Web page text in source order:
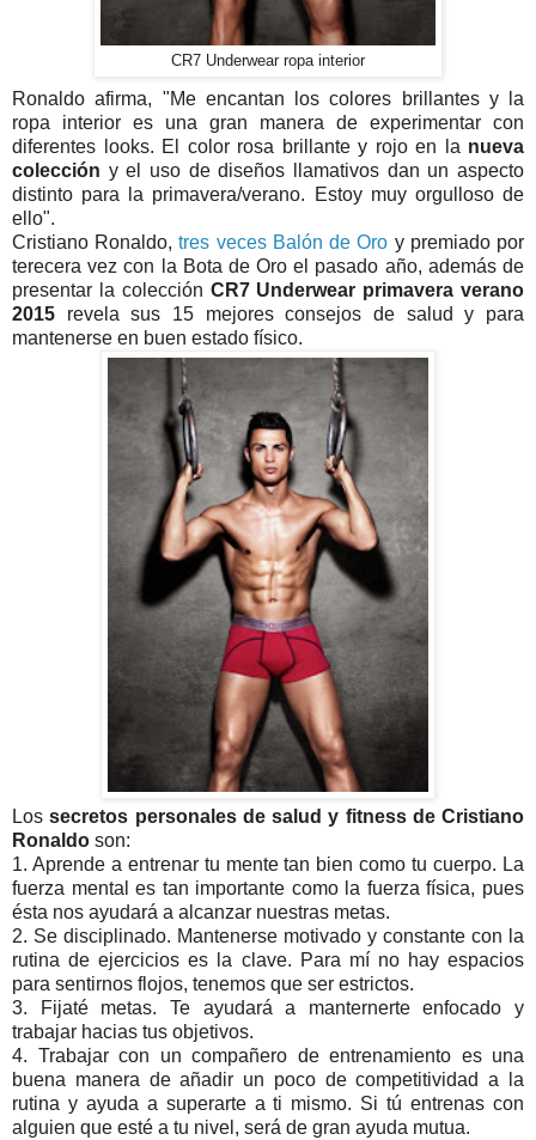
CR7 Underwear ropa interior
Ronaldo afirma, "Me encantan los colores brillantes y la
ropa interior es una gran manera de experimentar con
diferentes looks. El color rosa brillante y rojo en la nueva
colección y el uso de diseños llamativos dan un aspecto
distinto para la primavera/verano. Estoy muy orgulloso de
ello".
Cristiano Ronaldo,tres veces Balón de Oro y premiado por
terecera vez con la Bota de Oro el pasado año, además de
presentar la colección CR7 Underwear primavera verano
2015 revela sus 15 mejores consejos de salud y para
mantenerse en buen estado físico.
Lossecretos personales de salud y fitness de Cristiano
Ronaldo son:
1. Aprende a entrenar tu mente tan bien como tu cuerpo. La
fuerza mental es tan importante como la fuerza física, pues
ésta nos ayudará a alcanzar nuestras metas.
2. Se disciplinado. Mantenerse motivado y constante con la
rutina de ejercicios es la clave. Para mí no hay espacios
para sentirnos flojos, tenemos que ser estrictos.
3. Fijaté metas. Te ayudará a manternerte enfocado y
trabajar hacias tus objetivos.
4. Trabajar con un compañero de entrenamiento es una
buena manera de añadir un poco de competitividad a la
rutina y ayuda a superarte a ti mismo. Si tú entrenas con
alguien que esté a tu nivel, será de gran ayuda mutua.